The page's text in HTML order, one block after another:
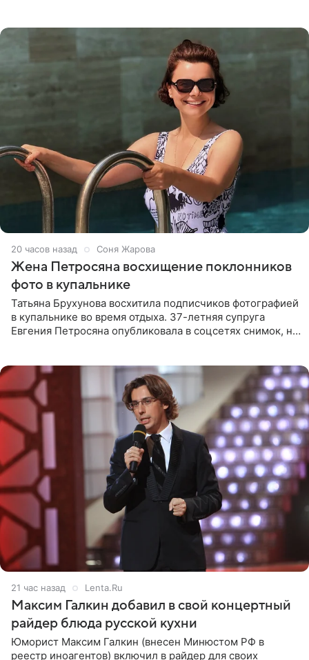
20 часов назад Соня Жарова
Жена Петросяна восхищение поклонников
фото в купальнике
Татьяна Брухунова восхитила подписчиков фотографией
в купальнике во время отдыха. 37-летняя супруга
Евгения Петросяна опубликовала в соцсетях снимок, на
21 час назад Lenta.Ru
Максим Галкин добавил в свой концертный
райдер блюда русской кухни
Юморист Максим Галкин (внесен Минюстом РФ в
реестр иноагентов) включил в райдер для своих